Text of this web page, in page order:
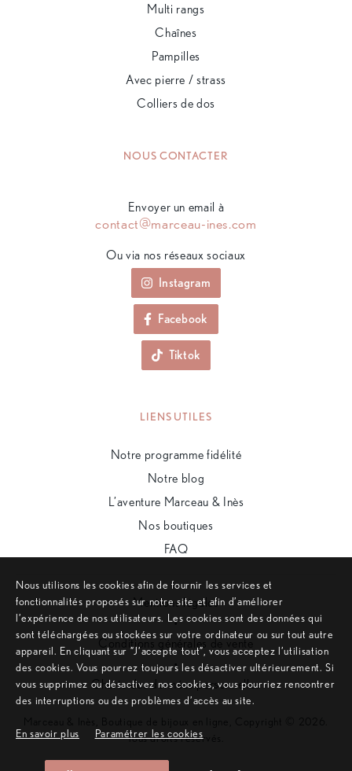
Multi rangs
Chaînes
Pampilles
Avec pierre / strass
Colliers de dos
NOUS CONTACTER
Envoyer un email à
contact@marceau-ines.com
Ou via nos réseaux sociaux
Instagram
Facebook
Tiktok
LIENS UTILES
Notre programme fidélité
Notre blog
L’aventure Marceau & Inès
Nos boutiques
FAQ
Mentions légales
•
Conditions générales de vente
•
Charte des données personnelles
Tous droits réservés.
Nous utilisons les cookies afin de fournir les services et
fonctionnalités proposés sur notre site et afin d’améliorer
l’expérience de nos utilisateurs. Les cookies sont des données qui
sont téléchargées ou stockées sur votre ordinateur ou sur tout autre
appareil. En cliquant sur ”J’accepte tout”, vous acceptez l’utilisation
des cookies. Vous pourrez toujours les désactiver ultérieurement. Si
vous supprimez ou désactivez nos cookies, vous pourriez rencontrer
des interruptions ou des problèmes d’accès au site.
En savoir plus Paramétrer les cookies